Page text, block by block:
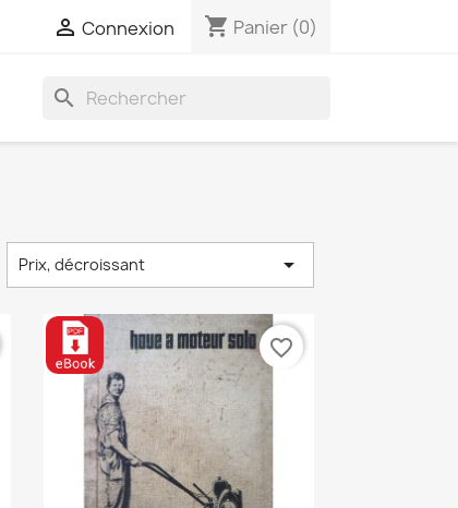
 Connexion shopping_cart Panier (0)
search
Prix, décroissant 
favorite_border